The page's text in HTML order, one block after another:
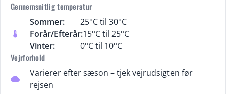
Gennemsnitlig temperatur
thermostat
Sommer:
25°C til 30°C
Forår/Efterår:15°C til 25°C
Vinter:
0°C til 10°C
Vejrforhold
cloud
Varierer efter sæson – tjek vejrudsigten før
rejsen